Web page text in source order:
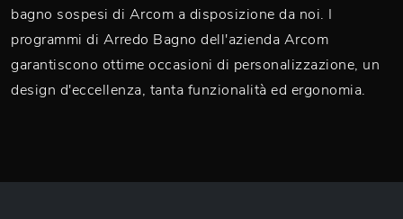
bagno sospesi di Arcom a disposizione da noi. I
programmi di Arredo Bagno dell'azienda Arcom
garantiscono ottime occasioni di personalizzazione, un
design d'eccellenza, tanta funzionalità ed ergonomia.